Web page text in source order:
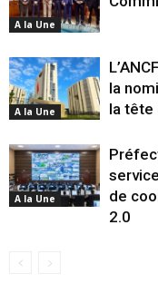
A la Une
A la Une
la
la tête
A la Une
de
2.0